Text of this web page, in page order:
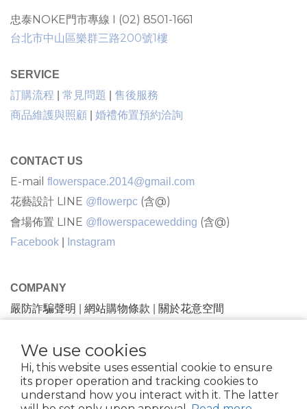
We use cookies
Hi, this website uses essential cookie to ensure
its proper operation and tracking cookies to
understand how you interact with it. The latter
忠泰NOKE門市專線 I (02) 8501-1661
台北市中山區樂群三路200號1樓
SERVICE
訂購流程
常見問題 售後服務
商品維護與照顧 婚禮佈置預約洽詢
CONTACT US
E-mail flowerspace.2014@gmail.com
花藝設計 LINE @flowerpc (含@)
會場佈置 LINE @flowerspacewedding (含@)
Facebook Instagram
COMPANY
嚴防詐騙聲明 網站購物條款 關於花意空間
隱私條款 |條款及細則| 2021 © FlowerSpace |花意空間
花苑 |81734432